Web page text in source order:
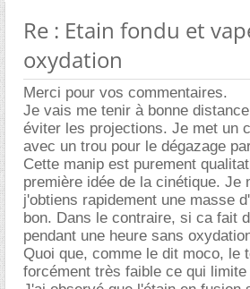
Re : Etain fondu et
oxydation
Merci pour vos commentaires.
Je vais me tenir à bonne
éviter les projections. Je met un
avec un trou pour le dégazage
Cette manip est purement
première idée de la cinétique. Je
j'obtiens rapidement une masse
bon. Dans le contraire, si ca fait
pendant une heure sans
Quoi que, comme le dit moco, le
forcément très faible ce qui limite